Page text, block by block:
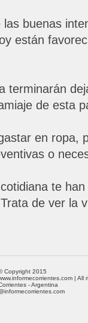
buenas
están
terminarán
de esta
en ropa,
o
te
de ver la
Copyright 2015
| All
- Argentina